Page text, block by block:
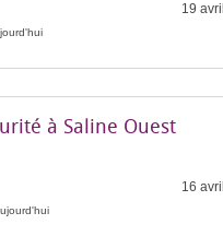
19 avril
à Saline Ouest
16 avril